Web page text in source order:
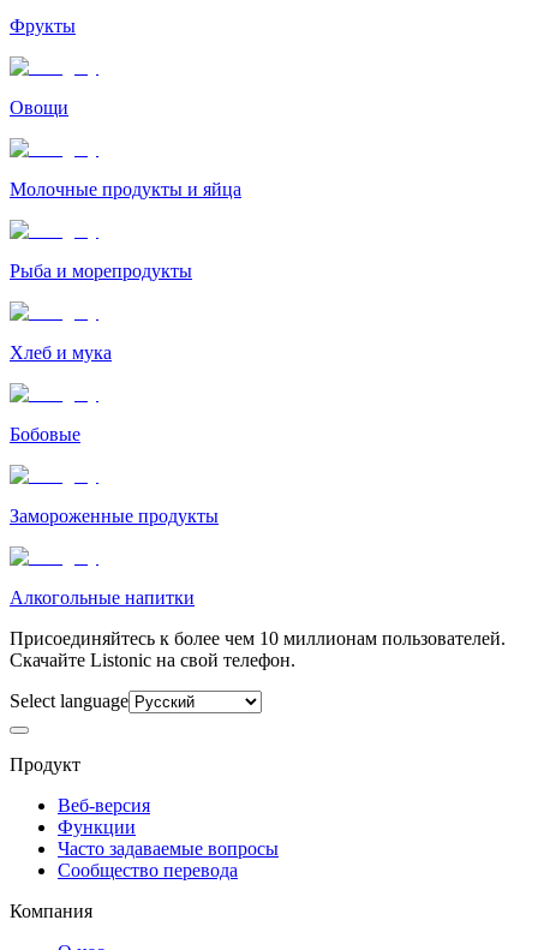
Фрукты
Овощи
Молочные продукты и яйца
Рыба и морепродукты
Хлеб и мука
Бобовые
Замороженные продукты
Алкогольные напитки
Присоединяйтесь к более чем 10 миллионам пользователей.
Скачайте Listonic на свой телефон.
Select language
Продукт
Веб-версия
Функции
Часто задаваемые вопросы
Сообщество перевода
Компания